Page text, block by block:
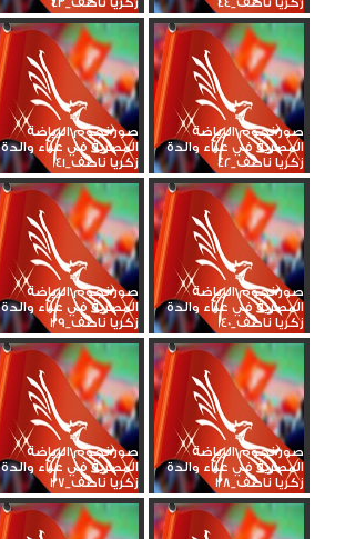
صور نجوم الرياضة
المصرية في عزاء والدة
زكريا ناصف_42
صور نجوم الرياضة
المصرية في عزاء والدة
زكريا ناصف_41
صور نجوم الرياضة
المصرية في عزاء والدة
زكريا ناصف_40
صور نجوم الرياضة
المصرية في عزاء والدة
زكريا ناصف_39
صور نجوم الرياضة
المصرية في عزاء والدة
زكريا ناصف_38
صور نجوم الرياضة
المصرية في عزاء والدة
زكريا ناصف_37